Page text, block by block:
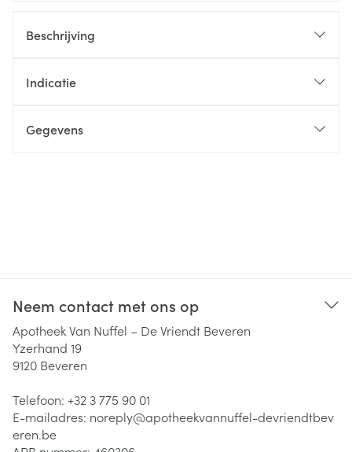
Beschrijving
Indicatie
Gegevens
Neem contact met ons op
Apotheek Van Nuffel – De Vriendt Beveren
Yzerhand 19
9120 Beveren
Telefoon: +32 3 775 90 01
E-mailadres: noreply@apotheekvannuffel-devriendtbev
eren.be